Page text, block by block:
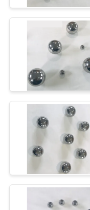
CONTACTEER
ONS
NIEUWS
SITEMAP